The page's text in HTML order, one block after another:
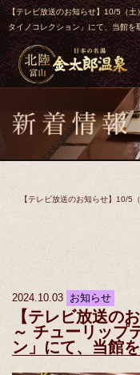
【テレビ放送のお知らせ】10/5（
タイノコレクション」にて、当館を
【テレビ放送のお知らせ】10/5
2024.10.03 お知らせ
【テレビ放送の
～ チューリップ
ン」にて、当館